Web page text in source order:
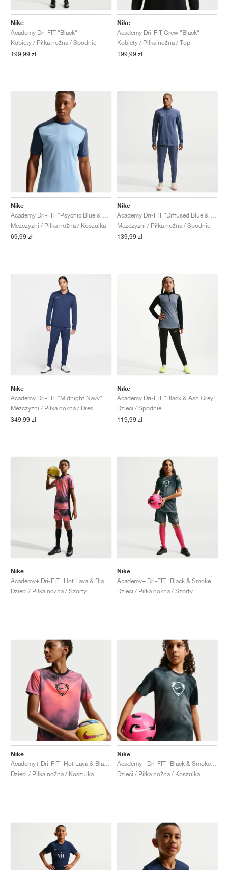
Nike
Academy Dri-FIT "Black"
Kobiety / Piłka nożna / Spodnie
199,99 zł
Nike
Academy Dri-FIT Crew "Black"
Kobiety / Piłka nożna / Top
199,99 zł
Nike
Mezczyzni / Piłka nożna / Koszulka
69,99 zł
Nike
Mezczyzni / Piłka nożna / Spodnie
139,99 zł
Nike
Academy Dri-FIT "Midnight Navy"
Mezczyzni / Piłka nożna / Dres
349,99 zł
Nike
Academy Dri-FIT "Black & Ash Grey"
Dzieci / Spodnie
119,99 zł
Nike
Dzieci / Piłka nożna / Szorty
Nike
Dzieci / Piłka nożna / Szorty
Nike
Dzieci / Piłka nożna / Koszulka
Nike
Dzieci / Piłka nożna / Koszulka